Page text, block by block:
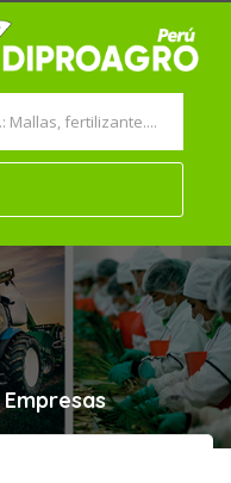
Empresas